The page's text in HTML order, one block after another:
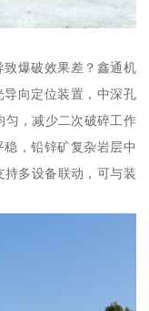
爆破效果差？鑫通机
向定位装置，中深孔
匀，减少二次破碎工作
，铅锌矿复杂岩层中
持多设备联动，可与装